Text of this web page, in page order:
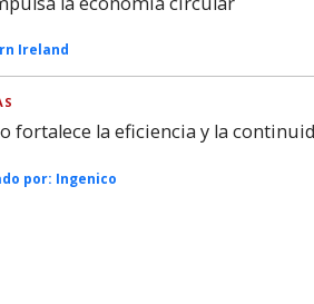
Ireland
fortalece la eficiencia y la
por: Ingenico